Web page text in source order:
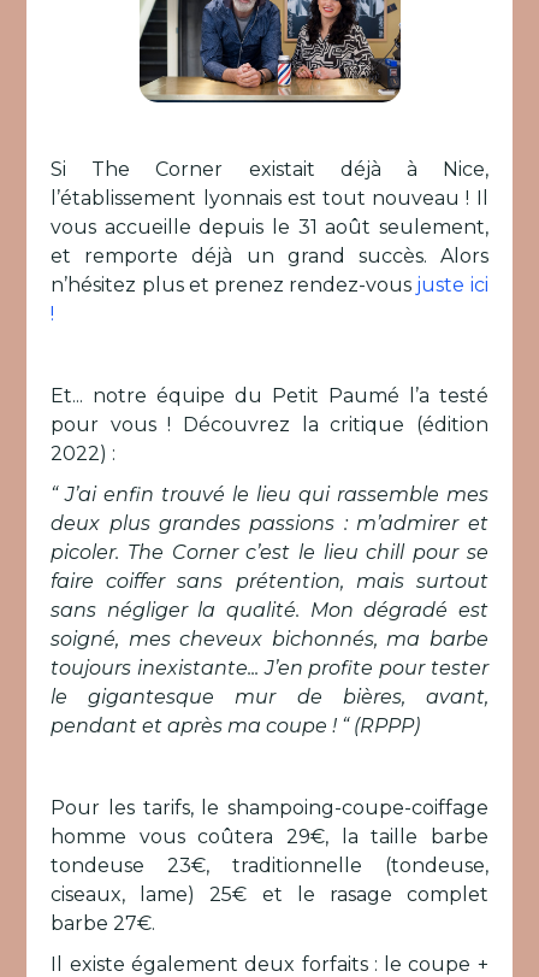
Si The Corner existait déjà à Nice,
l’établissement lyonnais est tout nouveau ! Il
vous accueille depuis le 31 août seulement,
et remporte déjà un grand succès. Alors
n’hésitez plus et prenez rendez-vous juste ici
!
Et... notre équipe du Petit Paumé l’a testé
pour vous ! Découvrez la critique (édition
2022) :
“ J’ai enfin trouvé le lieu qui rassemble mes
deux plus grandes passions : m’admirer et
picoler. The Corner c’est le lieu chill pour se
faire coiffer sans prétention, mais surtout
sans négliger la qualité. Mon dégradé est
soigné, mes cheveux bichonnés, ma barbe
toujours inexistante... J’en profite pour tester
le gigantesque mur de bières, avant,
pendant et après ma coupe ! “ (RPPP)
Pour les tarifs, le shampoing-coupe-coiffage
homme vous coûtera 29€, la taille barbe
tondeuse 23€, traditionnelle (tondeuse,
ciseaux, lame) 25€ et le rasage complet
barbe 27€.
Il existe également deux forfaits : le coupe +